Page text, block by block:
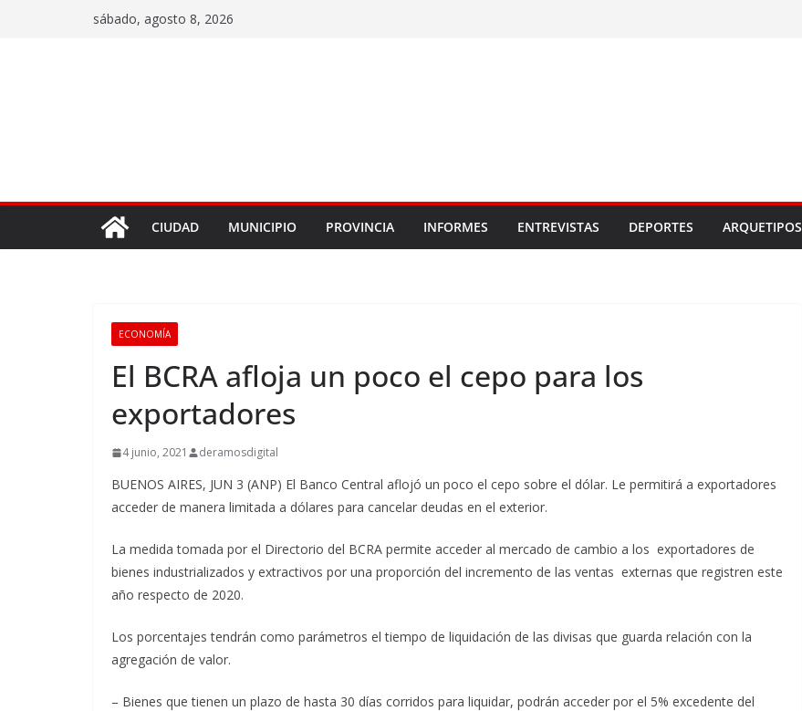
sábado, agosto 8, 2026
CIUDAD MUNICIPIO PROVINCIA INFORMES ENTREVISTAS DEPORTES ARQUETIPOS
ECONOMÍA
El BCRA afloja un poco el cepo para los
exportadores
4 junio, 2021 deramosdigital
BUENOS AIRES, JUN 3 (ANP) El Banco Central aflojó un poco el cepo sobre el dólar. Le permitirá a exportadores
acceder de manera limitada a dólares para cancelar deudas en el exterior.
La medida tomada por el Directorio del BCRA permite acceder al mercado de cambio a los exportadores de
bienes industrializados y extractivos por una proporción del incremento de las ventas externas que registren este
año respecto de 2020.
Los porcentajes tendrán como parámetros el tiempo de liquidación de las divisas que guarda relación con la
agregación de valor.
– Bienes que tienen un plazo de hasta 30 días corridos para liquidar, podrán acceder por el 5% excedente del